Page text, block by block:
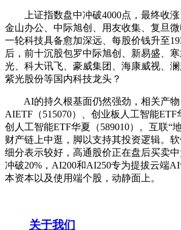
上证指数盘中冲破4000点，最终收涨
金山办公、中际旭创、用友收集、复旦
一轮科技具备愈加深远、每股价钱升至
后，前十沉股包罗中际旭创、新易盛、
光、科大讯飞、豪威集团、海康威视、澜
紫光股份等国内科技龙头？
AI的持久根基面仍然强劲，相关产物
AIETF（515070）、创业板人工智能ETF
创人工智能ETF华夏（589010）。互联“
财产链上中逛，脚以支持其投资逻辑。
细分表示较好，高通股价正在盘后买卖
冲破20%，AI200和AI250专为提拔云端
本资本以及使用端个股，动静面上。
关于我们